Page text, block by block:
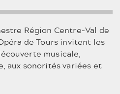
Région Centre-Val de
de Tours invitent les
musicale,
aux sonorités variées et